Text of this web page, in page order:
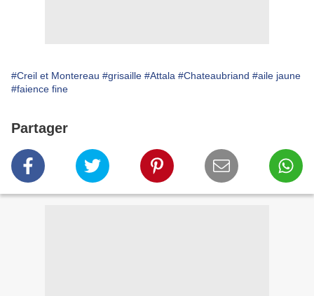
#Creil et Montereau #grisaille #Attala #Chateaubriand #aile jaune
#faience fine
Partager